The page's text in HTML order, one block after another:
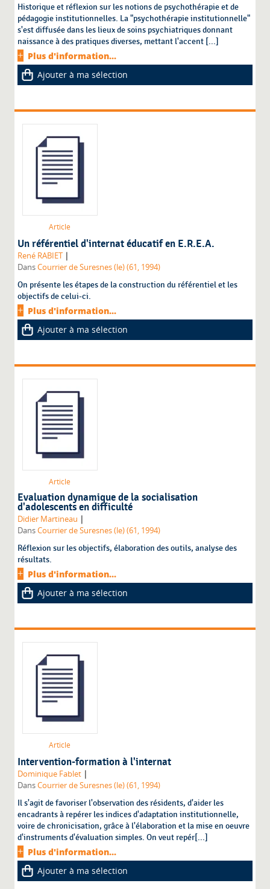
Historique et réflexion sur les notions de psychothérapie et de
pédagogie institutionnelles. La "psychothérapie institutionnelle"
s'est diffusée dans les lieux de soins psychiatriques donnant
naissance à des pratiques diverses, mettant l'accent [...]
Plus d'information...
Ajouter à ma sélection
Article
Un référentiel d'internat éducatif en E.R.E.A.
René RABIET |
DansCourrier de Suresnes (le) (61, 1994)
On présente les étapes de la construction du référentiel et les
objectifs de celui-ci.
Plus d'information...
Ajouter à ma sélection
Article
Evaluation dynamique de la socialisation
d'adolescents en difficulté
Didier Martineau |
DansCourrier de Suresnes (le) (61, 1994)
Réflexion sur les objectifs, élaboration des outils, analyse des
résultats.
Plus d'information...
Ajouter à ma sélection
Article
Intervention-formation à l'internat
Dominique Fablet |
DansCourrier de Suresnes (le) (61, 1994)
Il s'agit de favoriser l'observation des résidents, d'aider les
encadrants à repérer les indices d'adaptation institutionnelle,
voire de chronicisation, grâce à l'élaboration et la mise en oeuvre
d'instruments d'évaluation simples. On veut repér[...]
Plus d'information...
Ajouter à ma sélection